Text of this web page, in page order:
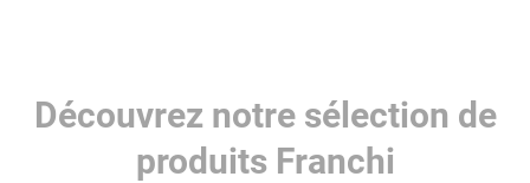
Découvrez notre sélection de
produits Franchi